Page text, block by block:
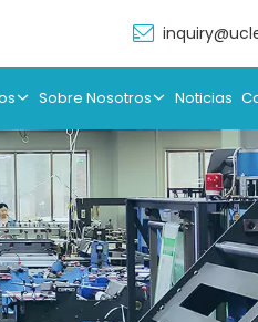
Sobre Nosotros Noticias